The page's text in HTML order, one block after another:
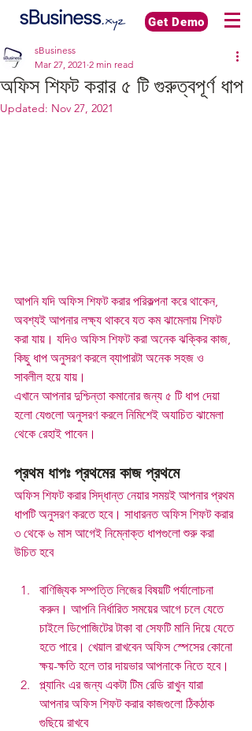
Get Demo
অফিস শিফট করার ৫ টি গুরুত্বপূর্ণ ধাপ
sBusiness
Mar 27, 2021 2 min read
Updated: Nov 27, 2021
আপনি যদি অফিস শিফট করার পরিকল্পনা করে থাকেন,
অবশ্যই আপনার লক্ষ্য থাকবে যত কম ঝামেলায় শিফট
করা যায়। যদিও অফিস শিফট করা অনেক ঝক্কির কাজ,
কিছু ধাপ অনুসরণ করলে ব্যাপারটা অনেক সহজ ও
সাবলীল হয়ে যায়।
এখানে আপনার দুশ্চিন্তা কমানোর জন্য ৫ টি ধাপ দেয়া
হলো যেগুলো অনুসরণ করলে নিমিশেই অযাচিত ঝামেলা
থেকে রেহাই পাবেন।
প্রথম ধাপঃ প্রথমের কাজ প্রথমে
অফিস শিফট করার সিদ্ধান্ত নেয়ার সময়ই আপনার প্রথম
ধাপটি অনুসরণ করতে হবে। সাধারনত অফিস শিফট করার
৩ থেকে ৬ মাস আগেই নিম্নোক্ত ধাপগুলো শুরু করা
উচিত হবে
বাণিজ্যিক সম্পত্তি লিজের বিষয়টি পর্যালোচনা
করুন। আপনি নির্ধারিত সময়ের আগে চলে যেতে
চাইলে ডিপোজিটের টাকা বা সেফটি মানি দিয়ে যেতে
হতে পারে। খেয়াল রাখবেন অফিস স্পেসের কোনো
ক্ষয়-ক্ষতি হলে তার দায়ভার আপনাকে নিতে হবে।
প্ল্যানিং এর জন্য একটা টিম রেডি রাখুন যারা
আপনার অফিস শিফট করার কাজগুলো ঠিকঠাক
গুছিয়ে রাখবে